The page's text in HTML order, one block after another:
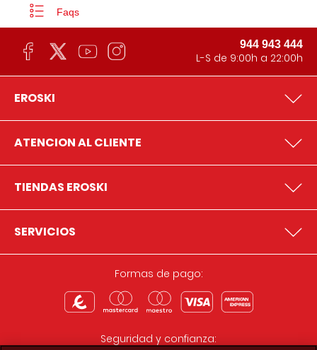
Faqs
944 943 444
L-S de 9:00h a 22:00h
EROSKI
ATENCION AL CLIENTE
TIENDAS EROSKI
SERVICIOS
Formas de pago:
Seguridad y confianza: